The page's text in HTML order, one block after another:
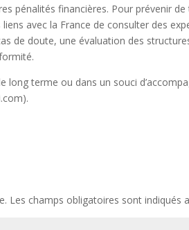
pénalités financières. Pour prévenir
avec la France de consulter des
de doute, une évaluation des
long terme ou dans un souci
Les champs obligatoires sont indiqués